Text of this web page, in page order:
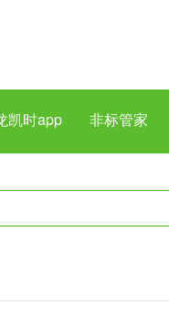
凯时app 非标管家